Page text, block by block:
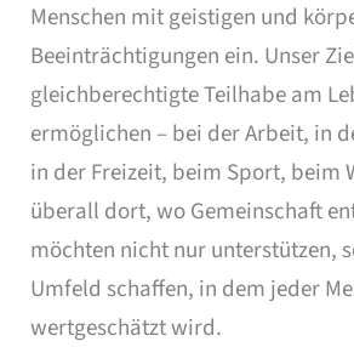
Menschen mit geistigen und
Beeinträchtigungen ein. Unser
gleichberechtigte Teilhabe am
ermöglichen – bei der Arbeit, in
in der Freizeit, beim Sport, beim
überall dort, wo Gemeinschaft
möchten nicht nur unterstützen,
Umfeld schaffen, in dem jeder
wertgeschätzt wird.